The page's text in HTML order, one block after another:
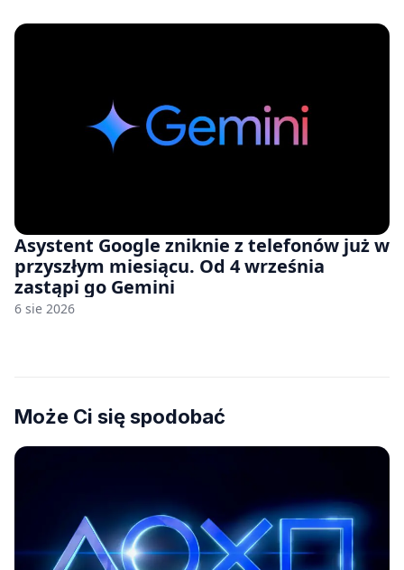
Asystent Google zniknie z telefonów już w
przyszłym miesiącu. Od 4 września
zastąpi go Gemini
6 sie 2026
Może Ci się spodobać